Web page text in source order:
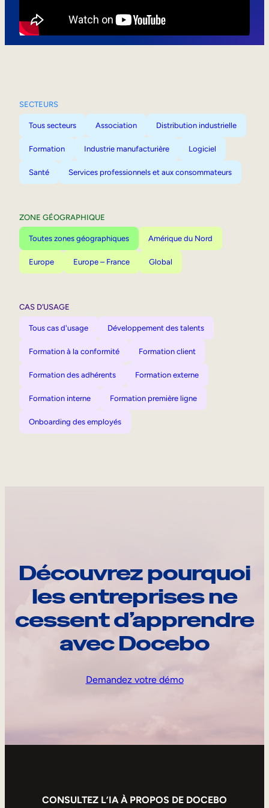
SECTEURS
Tous secteurs Association Distribution industrielle
Formation Industrie manufacturière Logiciel
Santé Services professionnels et aux consommateurs
ZONE GÉOGRAPHIQUE
Toutes zones géographiques Amérique du Nord
Europe Europe – France Global
CAS D’USAGE
Tous cas d'usage Développement des talents
Formation à la conformité Formation client
Formation des adhérents Formation externe
Formation interne Formation première ligne
Onboarding des employés
Découvrez pourquoi
les entreprises ne
cessent d’apprendre
avec Docebo
Demandez votre démo
CONSULTEZ L’IA À PROPOS DE DOCEBO